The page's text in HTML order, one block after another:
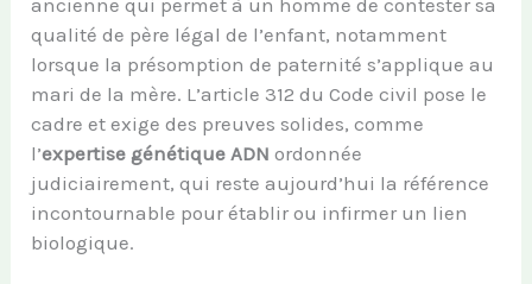
qualité de père légal de l’enfant, notamment
lorsque la présomption de paternité s’applique au
mari de la mère. L’article 312 du Code civil pose le
cadre et exige des preuves solides, comme
l’expertise génétique ADN ordonnée
judiciairement, qui reste aujourd’hui la référence
incontournable pour établir ou infirmer un lien
biologique.